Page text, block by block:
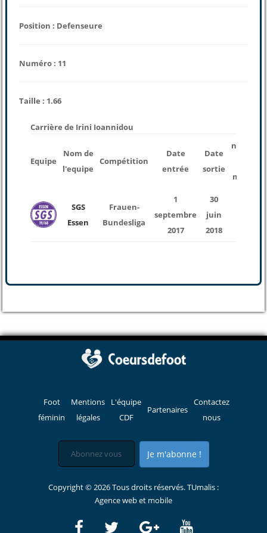
Position : Defenseure
Numéro : 11
Taille : 1.66
Carrière de Irini Ioannidou
Equipe
Nom de
l'equipe
Compétition
Date
entrée
Date
sortie
nombre
matchs
SGS
Essen
Frauen-
Bundesliga
1
septembre
2017
30
juin
2018
Foot
féminin
Mentions
légales
L'équipe
CDF
Partenaires
Contactez
nous
Je m'abonne !
Copyright © 2026 Tous droits réservés. TUmalis :
Agence web et mobile